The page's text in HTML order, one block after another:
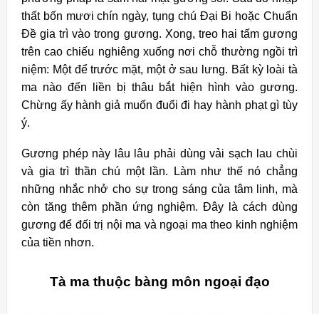
thất bốn mươi chín ngày, tụng chú Đại Bi hoặc Chuẩn
Đề gia trì vào trong gương. Xong, treo hai tấm gương
trên cao chiếu nghiêng xuống nơi chỗ thường ngồi trì
niệm: Một để trước mặt, một ở sau lưng. Bất kỳ loài tà
ma nào đến liền bị thâu bắt hiện hình vào gương.
Chừng ấy hành giả muốn đuổi đi hay hành phạt gì tùy
ý.
Gương phép này lâu lâu phải dùng vải sạch lau chùi
và gia trì thần chú một lần. Làm như thế nó chẳng
những nhắc nhở cho sự trong sáng của tâm linh, mà
còn tăng thêm phần ứng nghiệm. Đây là cách dùng
gương để đối trị nội ma và ngoại ma theo kinh nghiệm
của tiền nhơn.
Tà ma thuộc bàng môn ngoại đạo